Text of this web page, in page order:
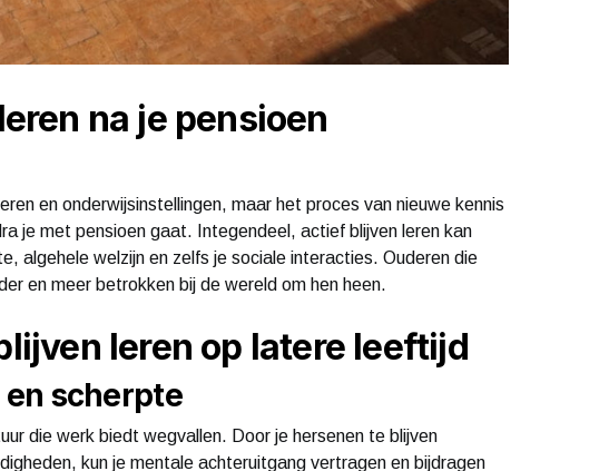
na je pensioen
en onderwijsinstellingen, maar het proces van nieuwe kennis
je met pensioen gaat. Integendeel, actief blijven leren kan
algehele welzijn en zelfs je sociale interacties. Ouderen die
en meer betrokken bij de wereld om hen heen.
leren op latere leeftijd
scherpte
die werk biedt wegvallen. Door je hersenen te blijven
kun je mentale achteruitgang vertragen en bijdragen